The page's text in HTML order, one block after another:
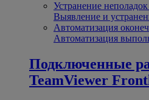
Устранение
Выявление и
Автоматизация
Автоматизация
Подключенные
TeamViewer